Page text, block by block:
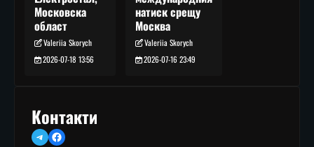
Московска
област
Valeriia Skorych
2026-07-18 13:56
натиск срещу
Москва
Valeriia Skorych
2026-07-16 23:49
Контакти
TelegramFacebook